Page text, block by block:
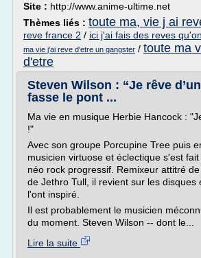
Site : http://www.anime-ultime.net
Thèmes liés : toute ma, vie j ai
reve france 2 / ici j'ai fais des reves
ma vie j'ai reve d'etre un gangster / toute ma
d'etre
Steven Wilson : “Je rêve
fasse le pont ...
Ma vie en musique Herbie Hancock :
!"
Avec son groupe Porcupine Tree puis
musicien virtuose et éclectique s'est
néo rock progressif. Remixeur attitré
de Jethro Tull, il revient sur les disques
l'ont inspiré.
Il est probablement le musicien
du moment. Steven Wilson -- dont le...
Lire la suite